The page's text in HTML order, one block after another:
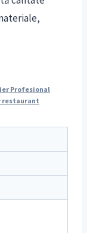
Profesional
restaurant